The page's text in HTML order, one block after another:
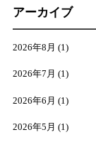
アーカイブ
2026年8月 (1)
2026年7月 (1)
2026年6月 (1)
2026年5月 (1)